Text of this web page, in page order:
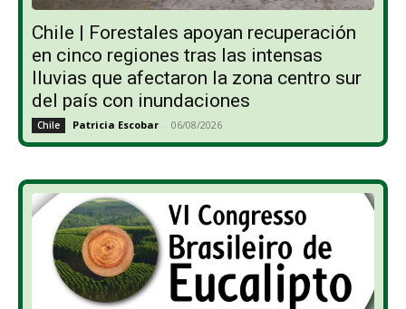
Chile | Forestales apoyan recuperación
en cinco regiones tras las intensas
lluvias que afectaron la zona centro sur
del país con inundaciones
Chile Patricia Escobar - 06/08/2026